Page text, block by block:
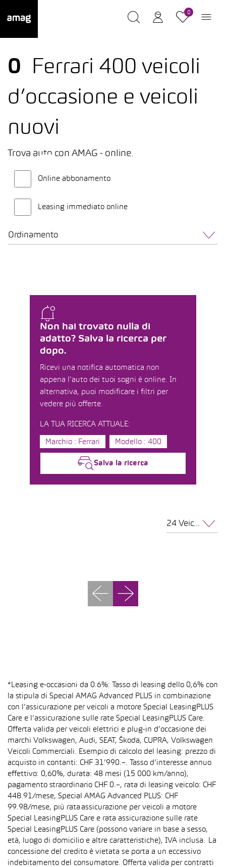
0
0
Ferrari 400 veicoli
d’occasione e veicoli
nuovi
Trova auto con AMAG - online.
Online abbonamento
Leasing immediato online
Ordinamento
Non hai trovato nulla di
adatto? Salva la ricerca per
dopo.
Ricevi una notifica automatica non
appena l'auto dei tuoi sogni è online. In
alternativa, puoi modificare i filtri per
vedere più offerte.
LA TUA RICERCA ATTUALE:
Marchio : Ferrari Modello : 400
Salva la ricerca
24 Veicoli per pagina
*Leasing e-occasioni da 0.6%: Tasso di leasing dello 0,6% con
la stipula di Special AMAG Advanced PLUS in combinazione
con l’assicurazione per veicoli a motore Special LeasingPLUS
Care e l’assicurazione sulle rate Special LeasingPLUS Care.
Offerta valida per veicoli elettrici e plug-in d’occasione dei
marchi Volkswagen, Audi, SEAT, Škoda, CUPRA, Volkswagen
Veicoli Commerciali. Esempio di calcolo del leasing: prezzo di
acquisto in contanti: CHF 31’990.–. Tasso d’interesse annuo
effettivo: 0,60%, durata: 48 mesi (15 000 km/anno),
pagamento straordinario CHF 0.–, rata di leasing veicolo: CHF
448.91/mese, Special AMAG Advanced PLUS: CHF
99.98/mese, più rata assicurazione per veicoli a motore
Special LeasingPLUS Care e rata assicurazione sulle rate
Special LeasingPLUS Care (possono variare in base a sesso,
età, luogo di domicilio e altre caratteristiche), IVA inclusa. La
concessione del credito è vietata se porta a un eccessivo
indebitamento del consumatore. Offerta valida per contratti